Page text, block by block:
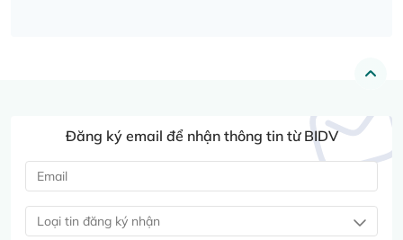
Đăng ký email để nhận thông tin từ BIDV
Loại tin đăng ký nhận